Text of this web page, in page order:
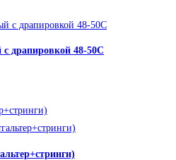
драпировкой 48-50С